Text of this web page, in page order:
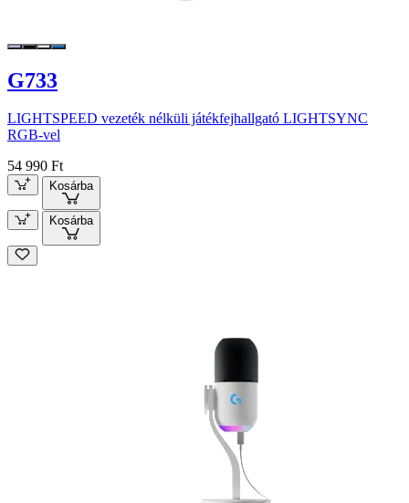
G733
LIGHTSPEED vezeték nélküli játékfejhallgató LIGHTSYNC
RGB-vel
54 990 Ft
Kosárba
Kosárba